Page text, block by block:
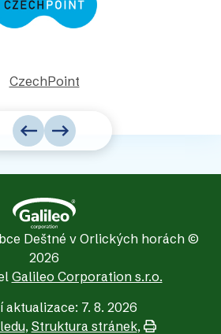
CzechPoint
Deštné v Orlických horách ©
2026
Galileo Corporation s.r.o.
aktualizace: 7. 8. 2026
, Struktura stránek, Vytisknout